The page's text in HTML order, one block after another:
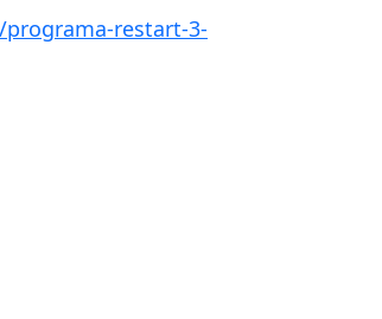
restart-3-